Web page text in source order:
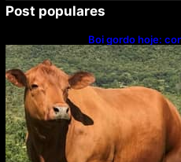
Post populares
Boi gordo hoje:
feira (6)